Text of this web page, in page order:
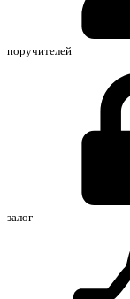
поручителей
залог